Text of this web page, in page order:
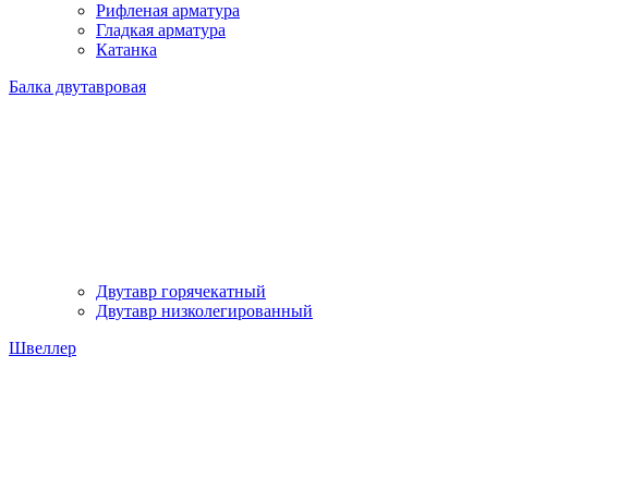
Рифленая арматура
Гладкая арматура
Катанка
Балка двутавровая
Двутавр горячекатный
Двутавр низколегированный
Швеллер